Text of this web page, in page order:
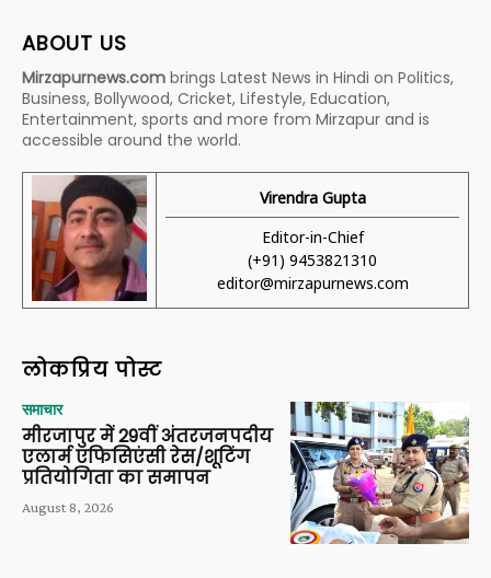
ABOUT US
Mirzapurnews.com brings Latest News in Hindi on Politics,
Business, Bollywood, Cricket, Lifestyle, Education,
Entertainment, sports and more from Mirzapur and is
accessible around the world.
Virendra Gupta
Editor-in-Chief
(+91) 9453821310
editor@mirzapurnews.com
लोकप्रिय पोस्ट
समाचार
मीरजापुर में 29वीं अंतरजनपदीय
एलार्म एफिसिएंसी रेस/शूटिंग
प्रतियोगिता का समापन
August 8, 2026